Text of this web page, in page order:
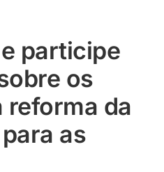
participe
os
reforma da
as